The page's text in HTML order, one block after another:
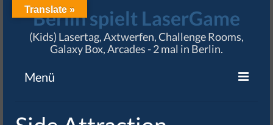
Berlin spielt LaserGame
(Kids) Lasertag, Axtwerfen, Challenge Rooms,
Galaxy Box, Arcades - 2 mal in Berlin.
Menü
Translate »